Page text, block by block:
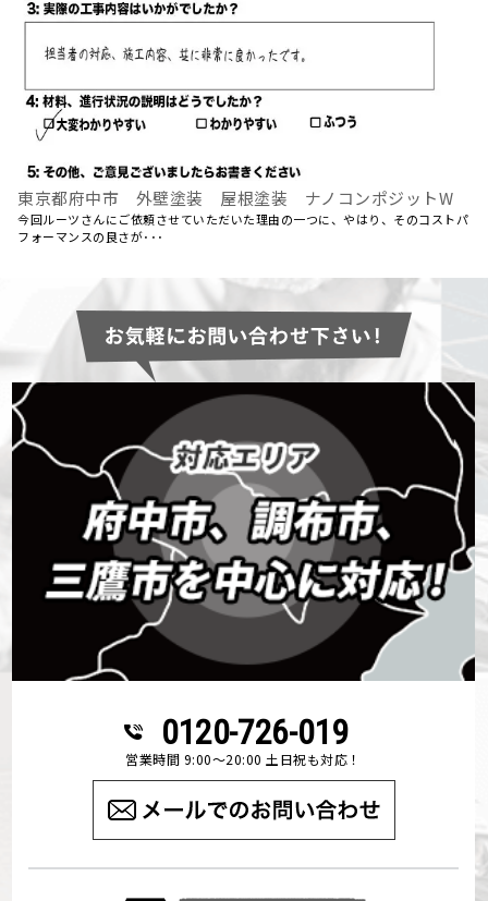
東京都府中市 外壁塗装 屋根塗装 ナノコンポジットW
今回ルーツさんにご依頼させていただいた理由の一つに、やはり、そのコストパ
フォーマンスの良さが･･･
0120-726-019
営業時間 9:00～20:00 土日祝も対応！